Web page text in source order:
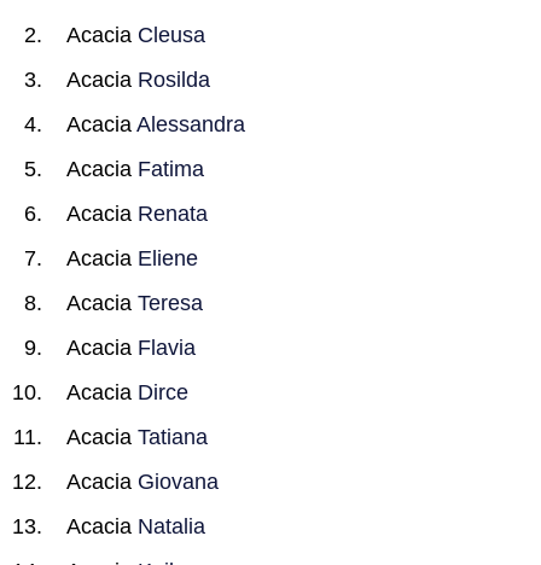
Acacia Cleusa
Acacia Rosilda
Acacia Alessandra
Acacia Fatima
Acacia Renata
Acacia Eliene
Acacia Teresa
Acacia Flavia
Acacia Dirce
Acacia Tatiana
Acacia Giovana
Acacia Natalia